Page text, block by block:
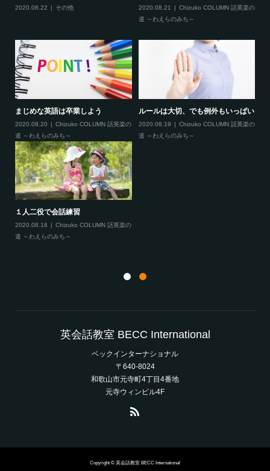
2020.08.22 その他 2020.08.21
Chizuko COLUMN 話英楽の
道 ～わえらのみち～
まじめな英語は卒業しよう
2020.08.20
Chizuko COLUMN 話英楽の
道 ～わえらのみち～
ルールは大切、でも例外もいっぱい
2020.08.19
Chizuko COLUMN 話英楽の
道 ～わえらのみち～
１人二役で会話練習
2020.08.18
Chizuko COLUMN 話英楽の
道 ～わえらのみち～
英会話教室 BECC International
ベックインターナショナル
〒640-8024
和歌山市元寺町4丁目4番地
元寺ウィンビル4F
Copyright © 英会話教室 BECC International